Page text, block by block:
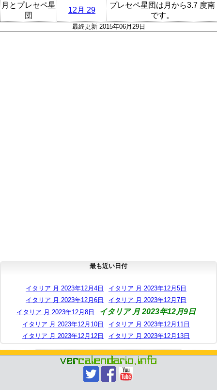
月とプレセペ星
団
12月 29
プレセペ星団は月から3.7 度南
です。
最終更新 2015年06月29日
最も近い日付
イタリア 月 2023年12月4日
イタリア 月 2023年12月5日
イタリア 月 2023年12月6日
イタリア 月 2023年12月7日
イタリア 月 2023年12月8日
イタリア 月 2023年12月9日
イタリア 月 2023年12月10日
イタリア 月 2023年12月11日
イタリア 月 2023年12月12日
イタリア 月 2023年12月13日